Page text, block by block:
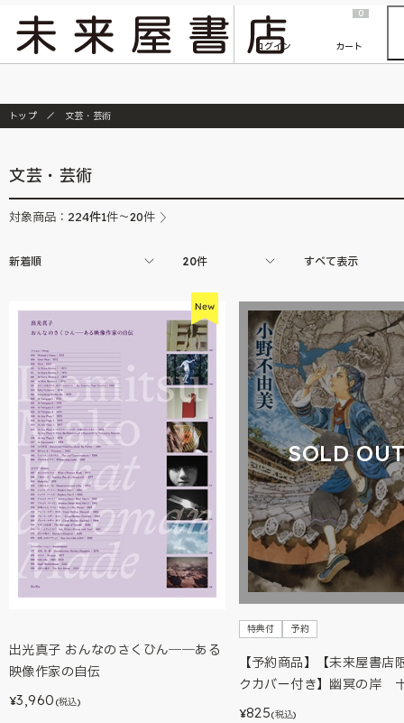
『ONE PIECE magazine 021 ONE PIECEカード付き同梱版』発売延期のご案内
ログイン
0
カート
トップ 文芸・芸術
文芸・芸術
対象商品： 224件1件～20件
新着順 20件 すべて表示
出光真子 おんなのさくひん――ある
映像作家の自伝
¥3,960 (税込)
SOLD
特典付 予約
【予約商品】【未来屋書店
クカバー付き】幽冥の岸
¥825(税込)